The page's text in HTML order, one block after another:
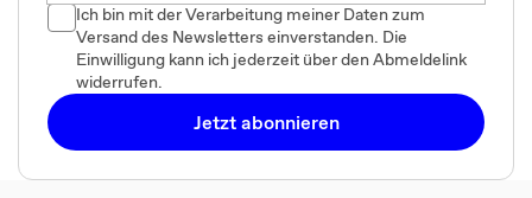
Ich bin mit der Verarbeitung meiner Daten zum
Versand des Newsletters einverstanden. Die
Einwilligung kann ich jederzeit über den Abmeldelink
widerrufen.
Jetzt abonnieren